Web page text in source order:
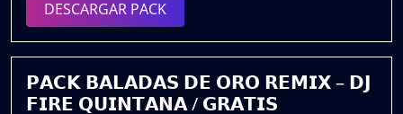
|
𝗚𝗥𝗔𝗧𝗜𝗦
DESCARGAR PACKDESCARGAR
PACK
𝗣𝗔𝗖𝗞 𝗕𝗔𝗟𝗔𝗗𝗔𝗦 𝗗𝗘 𝗢𝗥𝗢 𝗥𝗘𝗠𝗜𝗫 – 𝗗𝗝
𝗙𝗜𝗥𝗘 𝗤𝗨𝗜𝗡𝗧𝗔𝗡𝗔 / 𝗚𝗥𝗔𝗧𝗜𝗦